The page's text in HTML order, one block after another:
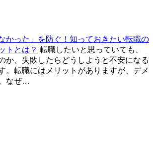
かった」を防ぐ！知っておきたい転職の
トとは？ 転職したいと思っていても、
か、失敗したらどうしようと不安になる
。転職にはメリットがありますが、デメ
なぜ…